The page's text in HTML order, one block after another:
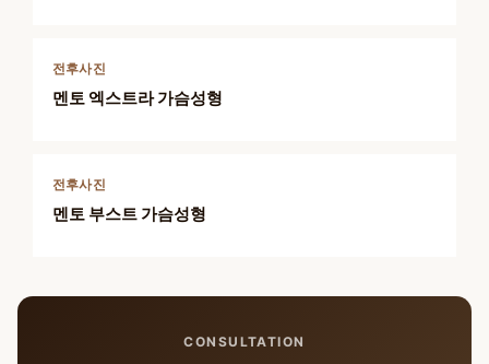
전후사진
멘토 엑스트라 가슴성형
전후사진
멘토 부스트 가슴성형
CONSULTATION